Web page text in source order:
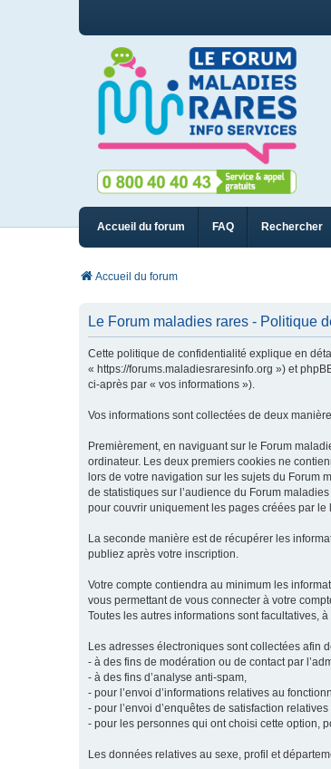
Accueil du forum FAQ Rechercher
Accueil du forum
Le Forum maladies rares - Politique
Cette politique de confidentialité explique en
« https://forums.maladiesraresinfo.org ») et
ci-après par « vos informations »).
Vos informations sont collectées de deux
Premièrement, en naviguant sur le Forum
ordinateur. Les deux premiers cookies ne
lors de votre navigation sur les sujets du Forum
de statistiques sur l’audience du Forum
pour couvrir uniquement les pages créées par le
La seconde manière est de récupérer les
publiez après votre inscription.
Votre compte contiendra au minimum les
vous permettant de vous connecter à votre
Toutes les autres informations sont facultatives,
Les adresses électroniques sont collectées afin
- à des fins de modération ou de contact par
- à des fins d’analyse anti-spam,
- pour l’envoi d’informations relatives au
- pour l’envoi d’enquêtes de satisfaction
- pour les personnes qui ont choisi cette option,
Les données relatives au sexe, profil et